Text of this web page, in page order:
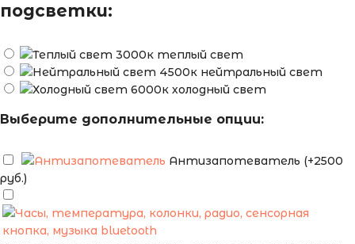
подсветки:
теплый свет
нейтральный свет
холодный свет
Выберите дополнительные опции:
Антизапотеватель (+2500
руб.)